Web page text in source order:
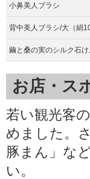
小鼻美人ブラシ
背中美人ブラシ/大（絹
繭と桑の実のシルク石け
お店・ス
若い観光客
めました。
豚まん」な
い。